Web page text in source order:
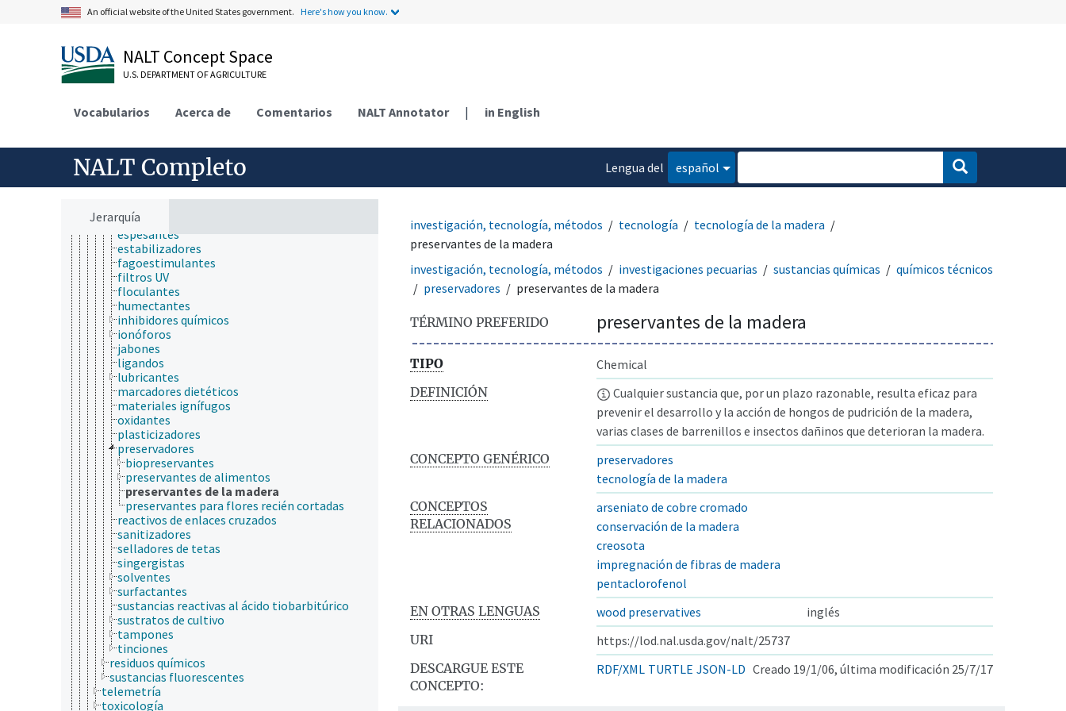
An official website of the United States government. Here's how you know.
NALT Concept Space
U.S. DEPARTMENT OF AGRICULTURE
Vocabularios Acerca de Comentarios NALT Annotator | in English
NALT Completo
Lengua del
español
Jerarquía
antioxidantes
atractantes
biosorbentes
catalizadores
coagulantes
crioprotectores
curtientes
desecantes
detergentes
dispersantes
disruptores endocrinos
emulsificadores
espesantes
estabilizadores
fagoestimulantes
filtros UV
floculantes
humectantes
inhibidores químicos
ionóforos
jabones
ligandos
lubricantes
marcadores dietéticos
materiales ignífugos
oxidantes
plasticizadores
preservadores
biopreservantes
preservantes de alimentos
preservantes de la madera
preservantes para flores recién cortadas
reactivos de enlaces cruzados
sanitizadores
selladores de tetas
singergistas
solventes
surfactantes
sustancias reactivas al ácido tiobarbitúrico
sustratos de cultivo
tampones
tinciones
residuos químicos
sustancias fluorescentes
telemetría
toxicología
investigación, tecnología, métodos tecnología
tecnología de la madera
preservantes de la madera
investigación, tecnología, métodos
investigaciones pecuarias sustancias químicas
químicos técnicos
preservadores
preservantes de la madera
TÉRMINO PREFERIDO preservantes de la madera
TIPO
Chemical
DEFINICIÓN
Cualquier sustancia que, por un plazo razonable, resulta eficaz para
prevenir el desarrollo y la acción de hongos de pudrición de la madera,
varias clases de barrenillos e insectos dañinos que deterioran la madera.
CONCEPTO GENÉRICO
preservadores
tecnología de la madera
CONCEPTOS
RELACIONADOS
arseniato de cobre cromado
conservación de la madera
creosota
impregnación de fibras de madera
pentaclorofenol
EN OTRAS LENGUAS
wood preservatives
inglés
URI
https://lod.nal.usda.gov/nalt/25737
DESCARGUE ESTE
CONCEPTO:
RDF/XML TURTLE JSON-LD Creado 19/1/06, última modificación 25/7/17